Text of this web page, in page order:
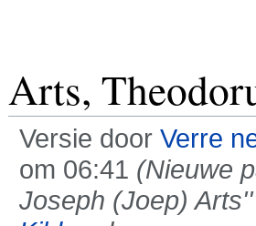
Arts,
Versie door Verre
om 06:41 (Nieuwe
Joseph (Joep)